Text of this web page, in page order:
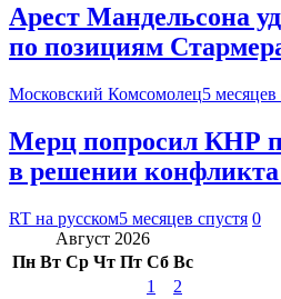
Арест Мандельсона
по позициям
Московский Комсомолец5 месяцев
Мерц попросил КНР
в решении
RT на русском5 месяцев спустя 0
Август 2026
Пн Вт Ср Чт Пт Сб Вс
1
2